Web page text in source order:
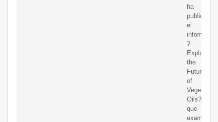
ha
publicado
el
informe
?
Exploring
the
Future
of
Vegetable
Oils?,
que
examina